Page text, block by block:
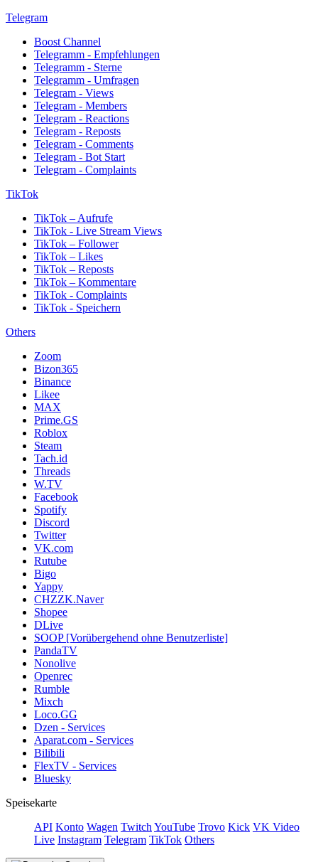
Telegram
Boost Channel
Telegramm - Empfehlungen
Telegramm - Sterne
Telegramm - Umfragen
Telegram - Views
Telegram - Members
Telegram - Reactions
Telegram - Reposts
Telegram - Comments
Telegram - Bot Start
Telegram - Complaints
TikTok
TikTok – Aufrufe
TikTok - Live Stream Views
TikTok – Follower
TikTok – Likes
TikTok – Reposts
TikTok – Kommentare
TikTok - Complaints
TikTok - Speichern
Others
Zoom
Bizon365
Binance
Likee
MAX
Prime.GS
Roblox
Steam
Tach.id
Threads
W.TV
Facebook
Spotify
Discord
Twitter
VK.com
Rutube
Bigo
Yappy
CHZZK.Naver
Shopee
DLive
SOOP [Vorübergehend ohne Benutzerliste]
PandaTV
Nonolive
Openrec
Rumble
Mixch
Loco.GG
Dzen - Services
Aparat.com - Services
Bilibili
FlexTV - Services
Bluesky
Speisekarte
API Konto Wagen Twitch YouTube Trovo Kick VK Video
Live Instagram Telegram TikTok Others